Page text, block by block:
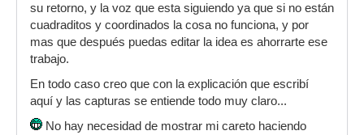
su retorno, y la voz que esta siguiendo ya que si no están
cuadraditos y coordinados la cosa no funciona, y por
mas que después puedas editar la idea es ahorrarte ese
trabajo.
En todo caso creo que con la explicación que escribí
aquí y las capturas se entiende todo muy claro...
No hay necesidad de mostrar mi careto haciendo